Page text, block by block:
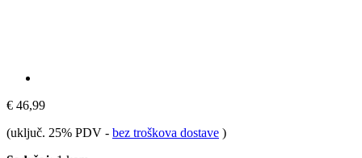
€ 46,99
(uključ. 25% PDV - bez troškova dostave )